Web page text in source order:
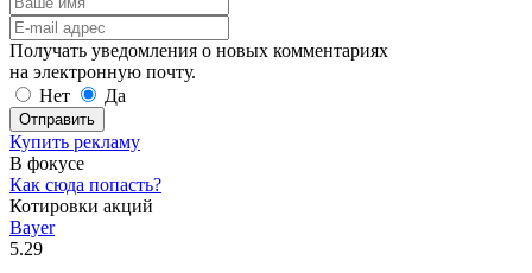
Получать уведомления о новых комментариях
на электронную почту.
Нет
Да
Отправить
Купить рекламу
В фокусе
Как сюда попасть?
Котировки акций
Bayer
5.29